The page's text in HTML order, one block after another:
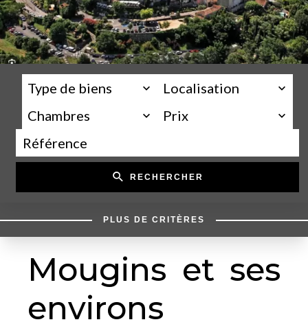
Type de biens
Localisation
Chambres
Prix
RECHERCHER
PLUS DE CRITÈRES
Mougins et ses
environs